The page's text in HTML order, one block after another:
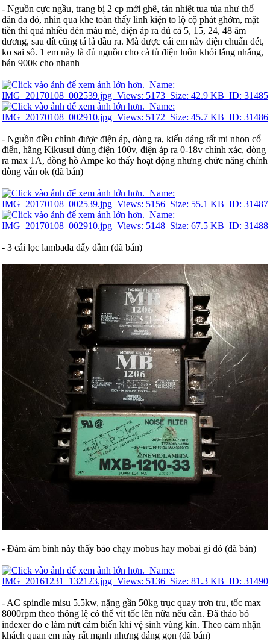
- Nguồn cực ngầu, trang bị 2 cp mới ghê, tản nhiệt tua tủa như thổ
dân da đỏ, nhìn qua khe toàn thấy linh kiện to lộ cộ phát ghớm, mặt
tiền thì quá nhiều đèn màu mè, điện áp ra đủ cả 5, 15, 24, 48 âm
dương, sau đít cũng tá lả đầu ra. Mà được cái em này điện chuẩn đét,
ko sai số. 1 em này là đủ nguồn cho cả tủ điện luôn khỏi lằng nhằng,
bán 900k cho nhanh
- Nguồn điều chỉnh được điện áp, dòng ra, kiểu dáng rất mi nhon cổ
điển, hãng Kikusui dùng điện 100v, điện áp ra 0-18v chính xác, dòng
ra max 1A, đồng hồ Ampe ko thấy hoạt động nhưng chức năng chỉnh
dòng vẫn ok (đã bán)
- 3 cái lọc lambada dẩy đầm (đã bán)
- Đám âm binh này thấy bảo chạy mobus hay mobai gì đó (đã bán)
- AC spindle misu 5.5kw, nặng gần 50kg trục quay trơn tru, tốc max
8000rpm theo thông lệ có thể vít tốc lên nữa nếu cần. Đã tháo bỏ
indexer do e làm nứt cảm biến khi vệ sinh vùng kín. Theo cảm nhận
khách quan em này rất mạnh nhưng dáng gọn (đã bán)